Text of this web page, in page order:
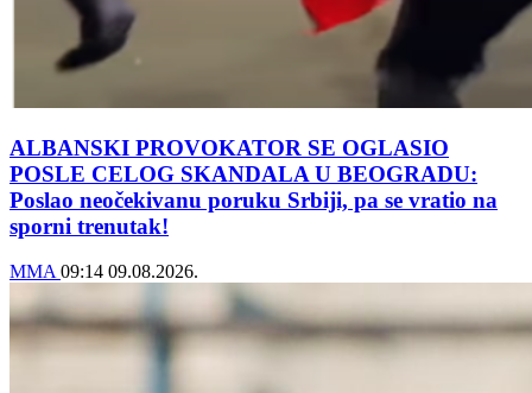
ALBANSKI PROVOKATOR SE OGLASIO
POSLE CELOG SKANDALA U BEOGRADU:
Poslao neočekivanu poruku Srbiji, pa se vratio na
sporni trenutak!
MMA 09:14 09.08.2026.